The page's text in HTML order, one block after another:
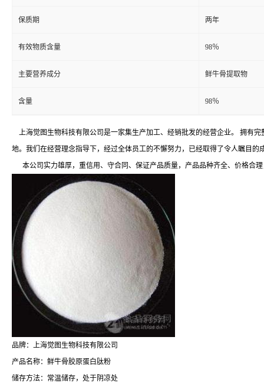
保质期 两年
有效物质含量 98％
主要营养成分 鲜牛骨提取物
含量 98％
上海觉图生物科技有限公司是一家集生产加工、经销批发的经营企业。 拥有
地。我们在经营理念指导下，经过全体员工的不懈努力，已经取得了令人瞩目
本公司实力雄厚，重信用、守合同、保证产品质量，产品品种齐全、价格合
品牌：上海觉图生物科技有限公司
产品名称：鲜牛骨胶原蛋白肽粉
储存方法：常温储存，处于阴凉处